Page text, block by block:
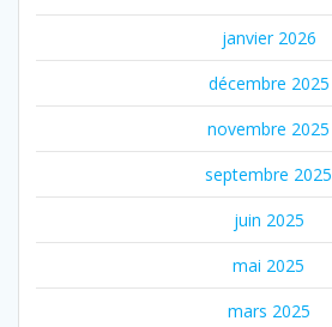
janvier 2026
décembre 2025
novembre 2025
septembre 2025
juin 2025
mai 2025
mars 2025